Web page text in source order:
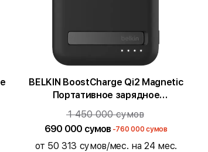
BELKIN BoostCharge Qi2 Magnetic
Портативное зарядное
устройство, Чёрный
1 450 000 сумов
690 000 сумов -760 000 сумов
от 50 313 сумов/мес. на 24 мес.